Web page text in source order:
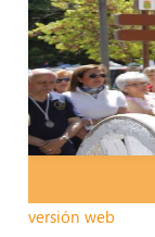
versión web